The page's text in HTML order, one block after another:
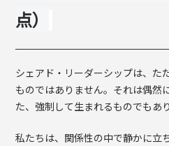
点）
シェアド・リーダーシップは、た
ものではありません。それは偶然
た、強制して生まれるものでもあ
私たちは、関係性の中で静かに立